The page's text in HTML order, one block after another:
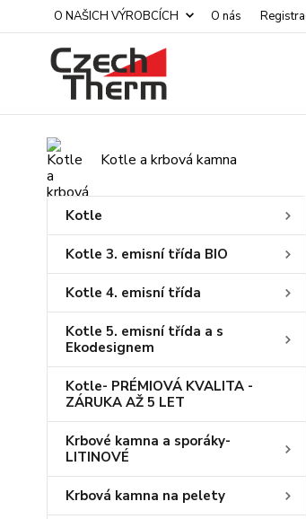
O NAŠICH VÝROBCÍCH O nás
Kotle a krbová kamna
Kotle
Kotle 3. emisní třída BIO
Kotle 4. emisní třída
Kotle 5. emisní třída a s
Ekodesignem
Kotle- PRÉMIOVÁ KVALITA -
ZÁRUKA AŽ 5 LET
Krbové kamna a sporáky-
LITINOVÉ
Krbová kamna na pelety